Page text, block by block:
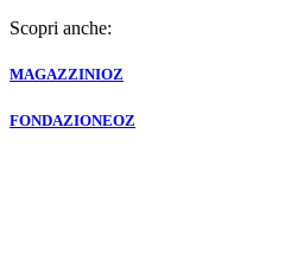
Scopri anche:
MAGAZZINIOZ
FONDAZIONEOZ